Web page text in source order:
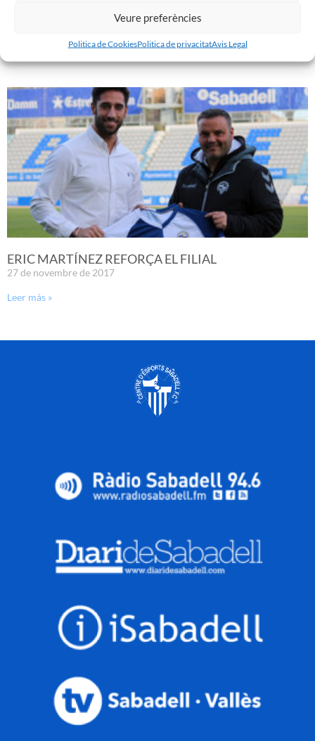
Veure preferències
Politica de CookiesPolitica de privacitatAvis Legal
ERIC MARTÍNEZ REFORÇA EL FILIAL
27 de novembre de 2017
Leer más »